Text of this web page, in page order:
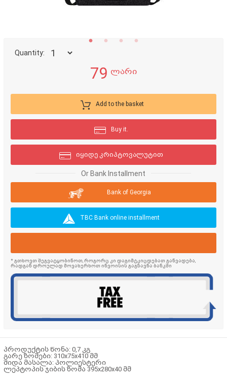
Quantity:
79 ლარი
Add to the basket
Buy it.
იყიდე კრიპტოვალუტით
Or Bank Installment
Bank of Georgia
TBC Bank online installment
* გთხოვთ შეგვატყობინოთ, როგორც კი დაგიმტკიცდებათ განვადება,
რადგან დროულად მოვახერხოთ ინვოისის გაგზავნა ბანკში
პროდუქტის წონა: 0,7 კგ
გარე ზომები: 310x75x410 მმ
შიდა მასალა: პოლიესტერი
ლეპტოპის ჯიბის ზომა 395x280x40 მმ